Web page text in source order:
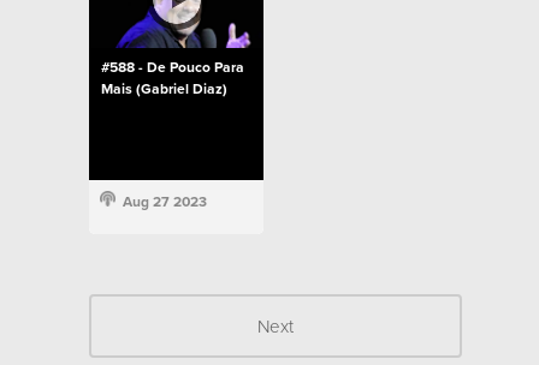
#588 - De Pouco Para
Mais (Gabriel Diaz)
Aug 27 2023
Next